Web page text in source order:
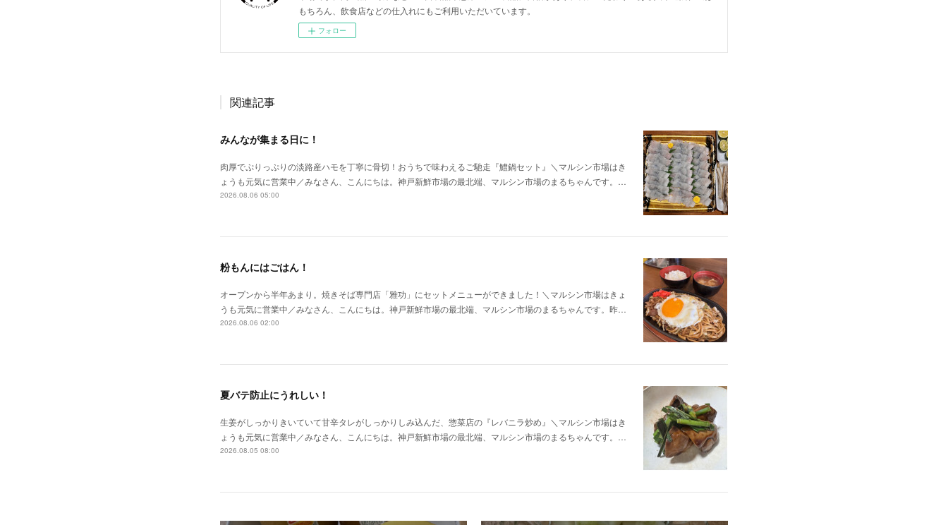
もちろん、飲食店などの仕入れにもご利用いただいています。
フォロー
関連記事
みんなが集まる日に！
肉厚でぷりっぷりの淡路産ハモを丁寧に骨切！おうちで味わえるご馳走『鱧鍋セット』＼マルシン市場はき
ょうも元気に営業中／みなさん、こんにちは。神戸新鮮市場の最北端、マルシン市場のまるちゃんです。…
2026.08.06 05:00
粉もんにはごはん！
オープンから半年あまり。焼きそば専門店「雅功」にセットメニューができました！＼マルシン市場はきょ
うも元気に営業中／みなさん、こんにちは。神戸新鮮市場の最北端、マルシン市場のまるちゃんです。昨…
2026.08.06 02:00
夏バテ防止にうれしい！
生姜がしっかりきいていて甘辛タレがしっかりしみ込んだ、惣菜店の『レバニラ炒め』＼マルシン市場はき
ょうも元気に営業中／みなさん、こんにちは。神戸新鮮市場の最北端、マルシン市場のまるちゃんです。…
2026.08.05 08:00